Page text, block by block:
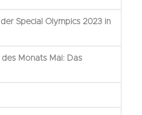
Special Olympics 2023 in
des Monats Mai: Das